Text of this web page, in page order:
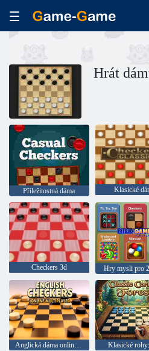
Hrát
Příležitostná dáma Klasické
Checkers 3d Hry mysli pro
Anglická dáma online pro hru pro více hráčů Klasické